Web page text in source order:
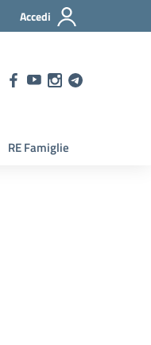
Accedi
RE Famiglie